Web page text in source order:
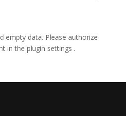
empty data. Please authorize
in the plugin settings .